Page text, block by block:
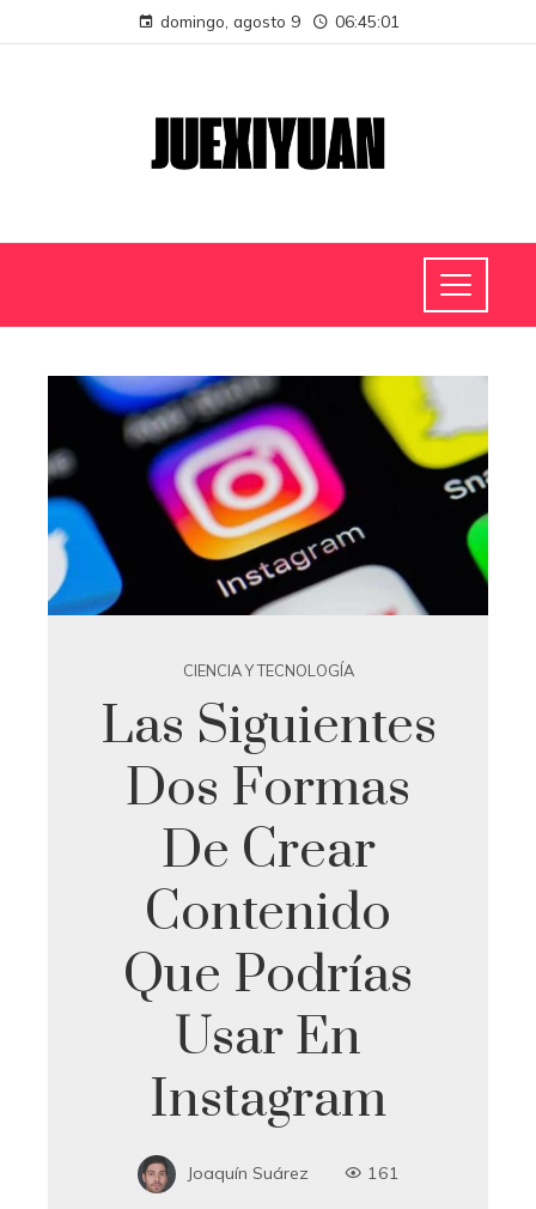
domingo, agosto 9 06:45:01
CIENCIA Y TECNOLOGÍA
Las Siguientes
Dos Formas
De Crear
Contenido
Que Podrías
Usar En
Instagram
Joaquín Suárez 161